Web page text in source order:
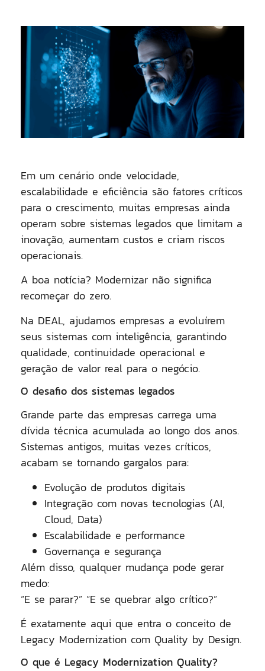
Em um cenário onde velocidade,
escalabilidade e eficiência são fatores críticos
para o crescimento, muitas empresas ainda
operam sobre sistemas legados que limitam a
inovação, aumentam custos e criam riscos
operacionais.
A boa notícia? Modernizar não significa
recomeçar do zero.
Na DEAL, ajudamos empresas a evoluírem
seus sistemas com inteligência, garantindo
qualidade, continuidade operacional e
geração de valor real para o negócio.
O desafio dos sistemas legados
Grande parte das empresas carrega uma
dívida técnica acumulada ao longo dos anos.
Sistemas antigos, muitas vezes críticos,
acabam se tornando gargalos para:
Evolução de produtos digitais
Integração com novas tecnologias (AI,
Cloud, Data)
Escalabilidade e performance
Governança e segurança
Além disso, qualquer mudança pode gerar
medo:
“E se parar?” “E se quebrar algo crítico?”
É exatamente aqui que entra o conceito de
Legacy Modernization com Quality by Design.
O que é Legacy Modernization Quality?